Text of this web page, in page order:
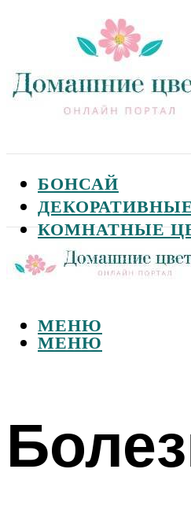
БОНСАЙ
КОМНАТНЫЕ
САДОВЫЕ
СЕМЕНА И
МЕНЮ
МЕНЮ